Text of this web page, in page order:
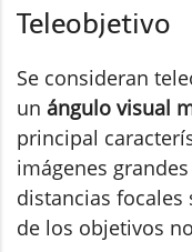
Teleobjetivo
Se consideran
un ángulo visual
principal
imágenes
distancias focales
de los objetivos